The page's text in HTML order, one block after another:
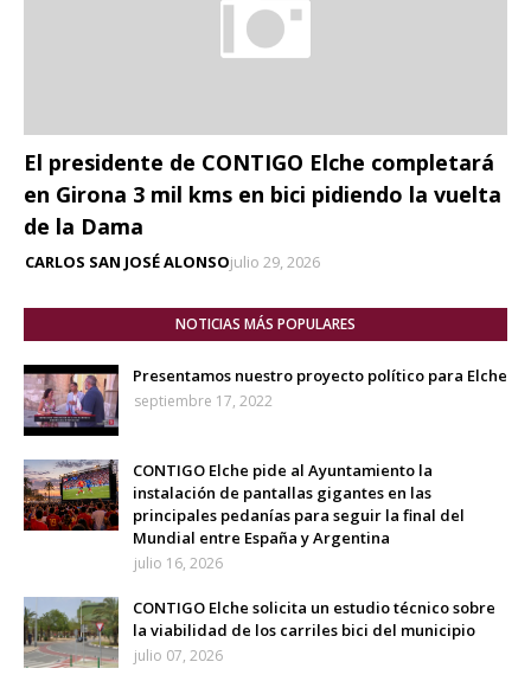
El presidente de CONTIGO Elche completará
en Girona 3 mil kms en bici pidiendo la vuelta
de la Dama
CARLOS SAN JOSÉ ALONSOjulio 29, 2026
NOTICIAS MÁS POPULARES
Presentamos nuestro proyecto político para Elche
septiembre 17, 2022
CONTIGO Elche pide al Ayuntamiento la
instalación de pantallas gigantes en las
principales pedanías para seguir la final del
Mundial entre España y Argentina
julio 16, 2026
CONTIGO Elche solicita un estudio técnico sobre
la viabilidad de los carriles bici del municipio
julio 07, 2026